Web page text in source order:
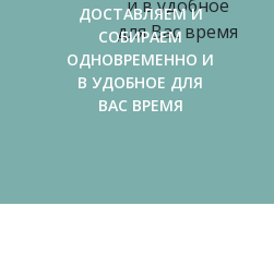
ДОСТАВЛЯЕМ И
СОБИРАЕМ
ОДНОВРЕМЕННО И
В УДОБНОЕ ДЛЯ
ВАС ВРЕМЯ